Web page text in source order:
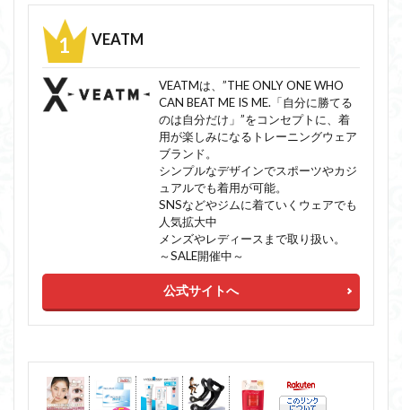
VEATM
VEATMは、”THE ONLY ONE WHO
CAN BEAT ME IS ME.「自分に勝てる
のは自分だけ」”をコンセプトに、着
用が楽しみになるトレーニングウェア
ブランド。
シンプルなデザインでスポーツやカジ
ュアルでも着用が可能。
SNSなどやジムに着ていくウェアでも
人気拡大中
メンズやレディースまで取り扱い。
～SALE開催中～
公式サイトへ